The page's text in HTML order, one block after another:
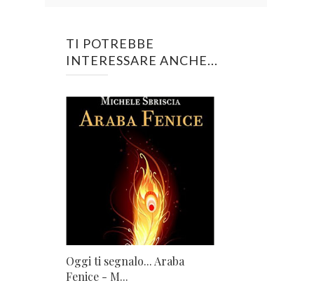
TI POTREBBE
INTERESSARE ANCHE...
Oggi ti segnalo... Araba
Fenice - M...